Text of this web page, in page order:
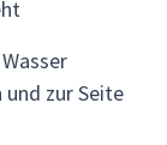
und zur Seite